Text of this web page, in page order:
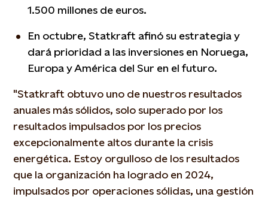
1.500 millones de euros.
En octubre, Statkraft afinó su estrategia y
dará prioridad a las inversiones en Noruega,
Europa y América del Sur en el futuro.
"Statkraft obtuvo uno de nuestros resultados
anuales más sólidos, solo superado por los
resultados impulsados por los precios
excepcionalmente altos durante la crisis
energética. Estoy orgulloso de los resultados
que la organización ha logrado en 2024,
impulsados por operaciones sólidas, una gestión